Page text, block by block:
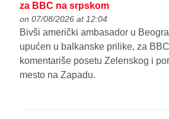
za BBC na srpskom
on 07/08/2026 at 12:04
Bivši američki ambasador u
upućen u balkanske prilike, za
komentariše posetu Zelenskog i
mesto na Zapadu.